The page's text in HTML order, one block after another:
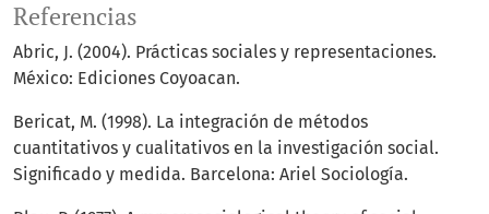
Referencias
Abric, J. (2004). Prácticas sociales y representaciones.
México: Ediciones Coyoacan.
Bericat, M. (1998). La integración de métodos
cuantitativos y cualitativos en la investigación social.
Significado y medida. Barcelona: Ariel Sociología.